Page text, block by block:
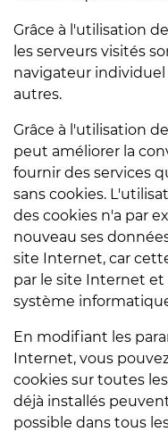
Grâce à l'utilisation
les serveurs visités
navigateur
autres.
Grâce à l'utilisation
peut améliorer la
fournir des services
sans cookies.
des cookies n'a par
nouveau ses
site Internet, car
par le site Internet et
système
En modifiant les
Internet, vous
cookies sur toutes
déjà installés
possible dans tous